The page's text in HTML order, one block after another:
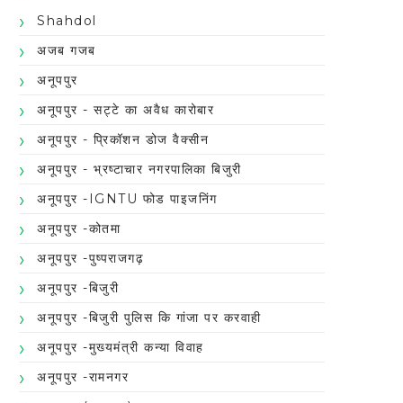
Shahdol
अजब गजब
अनूपपुर
अनूपपुर - सट्टे का अवैध कारोबार
अनूपपुर - प्रिकॉशन डोज वैक्सीन
अनूपपुर - भ्रष्टाचार नगरपालिका बिजुरी
अनूपपुर -IGNTU फोड पाइजनिंग
अनूपपुर -कोतमा
अनूपपुर -पुष्पराजगढ़
अनूपपुर -बिजुरी
अनूपपुर -बिजुरी पुलिस कि गांजा पर करवाही
अनूपपुर -मुख्यमंत्री कन्या विवाह
अनूपपुर -रामनगर